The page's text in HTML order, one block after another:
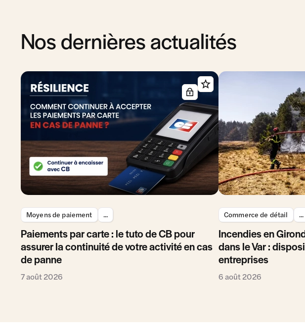
Nos dernières actualités
Moyens de paiement ...
Paiements par carte : le tuto de CB pour
assurer la continuité de votre activité en cas
de panne
7 août 2026
Commerce de détail ...
Incendies en
dans le Var :
entreprises
6 août 2026